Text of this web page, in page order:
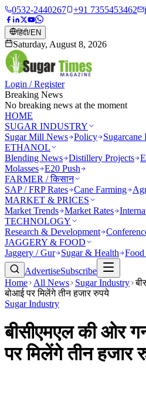
0532-2440267 +91 7355453462
हिंदी/EN
Saturday, August 8, 2026
Login / Register
Breaking News
No breaking news at the moment
HOME
SUGAR INDUSTRY
Sugar Mill News Policy Sugarcane
ETHANOL
Blending News Distillery Projects
Molasses E20 Push
FARMER / किसान
SAP / FRP Rates Cane Farming
MARKET & PRICES
Market Trends Market Rates
TECHNOLOGY
Research & Development
JAGGERY & FOOD
Jaggery / Gur
Sugar & Health
AdvertiseSubscribe
Home
All News Sugar Industry
बोआई पर मिलेंगे तीन हजार रुपये
Sugar Industry
बीसीएमएल की ओर
पर मिलेंगे तीन हजार